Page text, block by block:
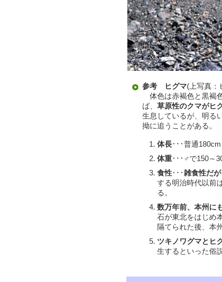
参考 ヒグマ(上写真：
体色は赤褐色と黒褐
ば、 草原性のクマがヒ
生息しているが、明る
拗に追うことがある。
体長･･･普通
体重･･･♂で150～
食性･･･雑食性だ
する明治時代以前
る。
数万年前、本州に
石が東北をはじめ
隔てられた後、本
ツキノワグマとヒ
生するといった俗